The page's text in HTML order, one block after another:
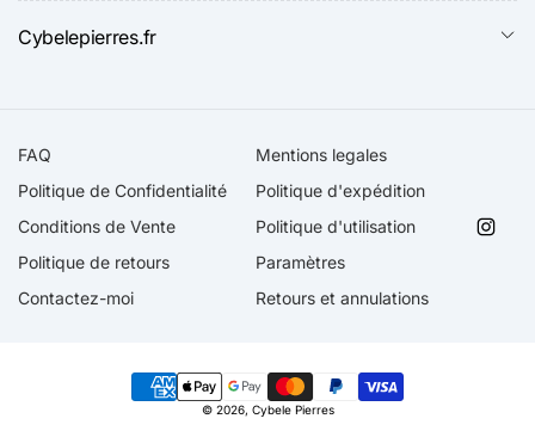
Cybelepierres.fr
FAQ
Mentions legales
Politique de Confidentialité
Politique d'expédition
Conditions de Vente
Politique d'utilisation
Politique de retours
Paramètres
Contactez-moi
Retours et annulations
Moyens
© 2026, Cybele Pierres